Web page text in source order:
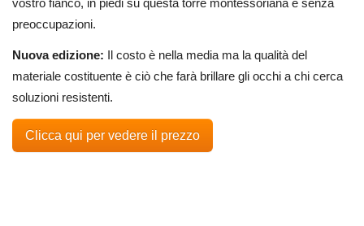
preoccupazioni.
Nuova edizione: Il costo è nella media ma la qualità del
materiale costituente è ciò che farà brillare gli occhi a chi cerca
soluzioni resistenti.
Clicca qui per vedere il prezzo